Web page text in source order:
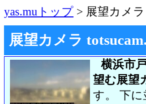
yas.muトップ > 展望カメラ
展望カメラ
横浜市
望む展望
す。 下